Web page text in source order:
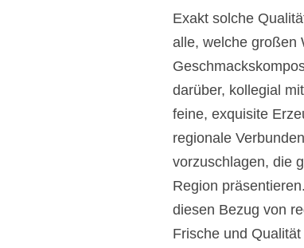
Exakt solche
alle, welche großen
darüber, kollegial
feine, exquisite
regionale
vorzuschlagen, die
Region
diesen Bezug von
Frische und